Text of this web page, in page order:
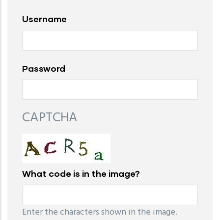
Username
Password
CAPTCHA
What code is in the image?
Enter the characters shown in the image.